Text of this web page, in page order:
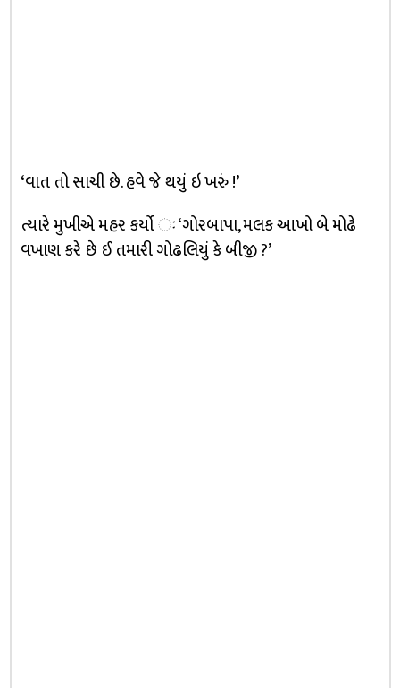
‘વાત તો સાચી છે. હવે જે થયું ઇ ખરું !’
ત્યારે મુખીએ મહર કર્યો ઃ ‘ગોરબાપા, મલક આખો બે મોઢે
વખાણ કરે છે ઈ તમારી ગોઢલિયું કે બીજી ?’